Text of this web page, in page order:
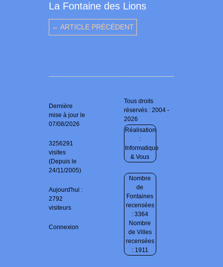
La Fontaine des Lions
← ARTICLE PRÉCÉDENT
Dernière
mise à jour le
07/08/2026
3256291
visites
(Depuis le
24/11/2005)
Aujourd'hui :
2792
visiteurs
Connexion
Tous droits
réservés : 2004 -
2026
Réalisation
:
Informatique
& Vous
Nombre
de
Fontaines
recensées
: 3364
Nombre
de Villes
recensées
: 1911